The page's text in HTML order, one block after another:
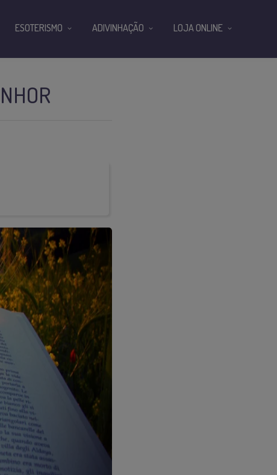
ESOTERISMO ADIVINHAÇÃO LOJA ONLINE